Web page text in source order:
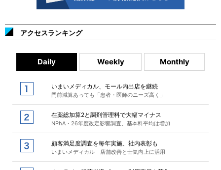
アクセスランキング
Daily Weekly Monthly
いまいメディカル、モール内出店を継続
門前減算あっても「患者・医師のニーズ高く」
在薬総加算2と調剤管理料で大幅マイナス
NPhA・26年度改定影響調査、基本料平均は増加
顧客満足度調査を毎年実施、社内表彰も
いまいメディカル 店舗改善と士気向上に活用